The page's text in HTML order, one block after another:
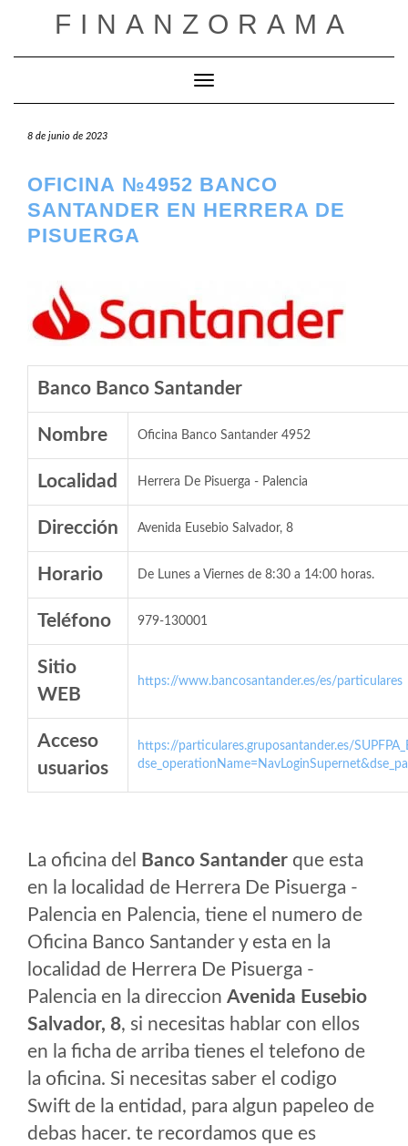
FINANZORAMA
Cambiar modo de navegación
8 de junio de 2023
OFICINA №4952 BANCO
SANTANDER EN HERRERA DE
PISUERGA
Banco Banco Santander
Nombre Oficina Banco Santander 4952
Localidad Herrera De Pisuerga - Palencia
Dirección Avenida Eusebio Salvador, 8
Horario De Lunes a Viernes de 8:30 a 14:00 horas.
Teléfono 979-130001
Sitio
WEB
https://www.bancosantander.es/es/particulares
Acceso
usuarios
https://particulares.gruposantander.es/
La oficina del Banco Santander que esta
en la localidad de Herrera De Pisuerga -
Palencia en Palencia, tiene el numero de
Oficina Banco Santander y esta en la
localidad de Herrera De Pisuerga -
Palencia en la direccion Avenida Eusebio
Salvador, 8, si necesitas hablar con ellos
en la ficha de arriba tienes el telefono de
la oficina. Si necesitas saber el codigo
Swift de la entidad, para algun papeleo de
debas hacer. te recordamos que es